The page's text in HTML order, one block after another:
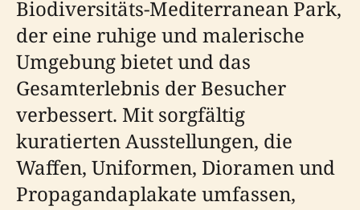
Biodiversitäts-Mediterranean Park,
der eine ruhige und malerische
Umgebung bietet und das
Gesamterlebnis der Besucher
verbessert. Mit sorgfältig
kuratierten Ausstellungen, die
Waffen, Uniformen, Dioramen und
Propagandaplakate umfassen,